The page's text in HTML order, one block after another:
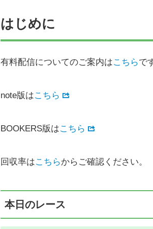
はじめに
有料配信についてのご案内はこちらで
note版はこちら
BOOKERS版はこちら
回収率はこちらからご確認ください。
本日のレース